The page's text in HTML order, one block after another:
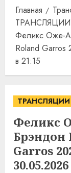
Главная
Феликс Оже-
Roland Garros
в 21:15
Феликс
Брэндон
Garros